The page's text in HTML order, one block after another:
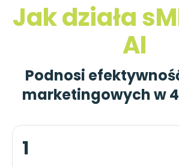
Jak działa
AI
Podnosi
marketingowych w
1